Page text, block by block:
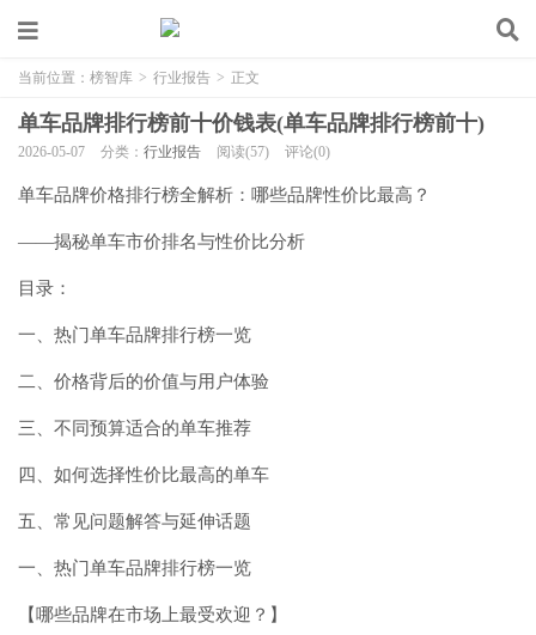
当前位置： 榜智库 > 行业报告 > 正文
单车品牌排行榜前十价钱表(单车品牌排行榜前十)
2026-05-07 分类： 行业报告 阅读(57) 评论(0)
单车品牌价格排行榜全解析：哪些品牌性价比最高？
——揭秘单车市价排名与性价比分析
目录：
一、热门单车品牌排行榜一览
二、价格背后的价值与用户体验
三、不同预算适合的单车推荐
四、如何选择性价比最高的单车
五、常见问题解答与延伸话题
一、热门单车品牌排行榜一览
【哪些品牌在市场上最受欢迎？】